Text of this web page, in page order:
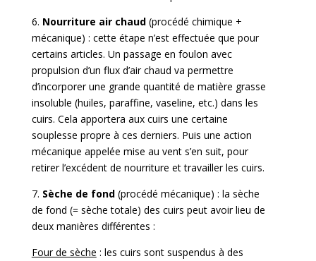
6. Nourriture air chaud(procédé chimique +
mécanique) : cette étape n’est effectuée que pour
certains articles. Un passage en foulon avec
propulsion d’un flux d’air chaud va permettre
d’incorporer une grande quantité de matière grasse
insoluble (huiles, paraffine, vaseline, etc.) dans les
cuirs. Cela apportera aux cuirs une certaine
souplesse propre à ces derniers. Puis une action
mécanique appelée mise au vent s’en suit, pour
retirer l’excédent de nourriture et travailler les cuirs.
7. Sèche de fond(procédé mécanique) : la sèche
de fond (= sèche totale) des cuirs peut avoir lieu de
deux manières différentes :
Four de sèche : les cuirs sont suspendus à des